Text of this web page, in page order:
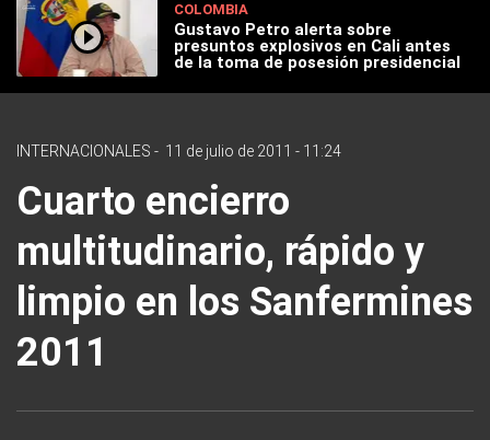
COLOMBIA
Gustavo Petro alerta sobre
presuntos explosivos en Cali antes
de la toma de posesión presidencial
INTERNACIONALES - 11 de julio de 2011 - 11:24
Cuarto encierro
multitudinario, rápido y
limpio en los Sanfermines
2011